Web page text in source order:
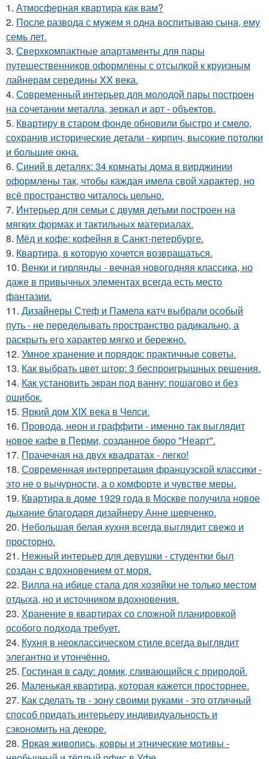
1. Атмосферная квартира как вам?
2. После развода с мужем я одна воспитываю сына, ему
семь лет.
3. Сверхкомпактные апартаменты для пары
путешественников оформлены с отсылкой к круизным
лайнерам середины XX века.
4. Современный интерьер для молодой пары построен
на сочетании металла, зеркал и арт - объектов.
5. Квартиру в старом фонде обновили быстро и смело,
сохранив исторические детали - кирпич, высокие потолки
и большие окна.
6. Синий в деталях: 34 комнаты дома в вирджинии
оформлены так, чтобы каждая имела свой характер, но
всё пространство читалось цельно.
7. Интерьер для семьи с двумя детьми построен на
мягких формах и тактильных материалах.
8. Мёд и кофе: кофейня в Санкт-петербурге.
9. Квартира, в которую хочется возвращаться.
10. Венки и гирлянды - вечная новогодняя классика, но
даже в привычных элементах всегда есть место
фантазии.
11. Дизайнеры Стеф и Памела катч выбрали особый
путь - не переделывать пространство радикально, а
раскрыть его характер мягко и бережно.
12. Умное хранение и порядок: практичные советы.
13. Как выбрать цвет штор: 3 беспроигрышных решения.
14. Как установить экран под ванну: пошагово и без
ошибок.
15. Яркий дом XIX века в Челси.
16. Провода, неон и граффити - именно так выглядит
новое кафе в Перми, созданное бюро "Неарт".
17. Прачечная на двух квадратах - легко!
18. Современная интерпретация французской классики -
это не о вычурности, а о комфорте и чувстве меры.
19. Квартира в доме 1929 года в Москве получила новое
дыхание благодаря дизайнеру Анне шевченко.
20. Небольшая белая кухня всегда выглядит свежо и
просторно.
21. Нежный интерьер для девушки - студентки был
создан с вдохновением от моря.
22. Вилла на ибице стала для хозяйки не только местом
отдыха, но и источником вдохновения.
23. Хранение в квартирах со сложной планировкой
особого подхода требует.
24. Кухня в неоклассическом стиле всегда выглядит
элегантно и утончённо.
25. Гостиная в саду: домик, сливающийся с природой.
26. Маленькая квартира, которая кажется просторнее.
27. Как сделать тв - зону своими руками - это отличный
способ придать интерьеру индивидуальность и
сэкономить на декоре.
28. Яркая живопись, ковры и этнические мотивы -